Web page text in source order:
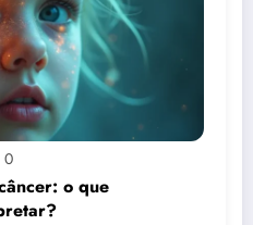
0
o que